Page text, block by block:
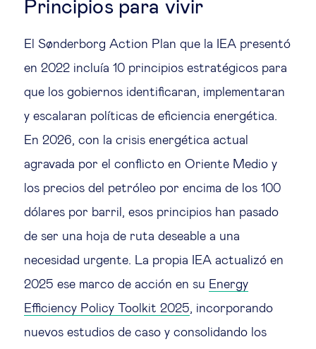
Principios para vivir
El Sønderborg Action Plan que la IEA presentó
en 2022 incluía 10 principios estratégicos para
que los gobiernos identificaran, implementaran
y escalaran políticas de eficiencia energética.
En 2026, con la crisis energética actual
agravada por el conflicto en Oriente Medio y
los precios del petróleo por encima de los 100
dólares por barril, esos principios han pasado
de ser una hoja de ruta deseable a una
necesidad urgente. La propia IEA actualizó en
2025 ese marco de acción en su Energy
Efficiency Policy Toolkit 2025 , incorporando
nuevos estudios de caso y consolidando los